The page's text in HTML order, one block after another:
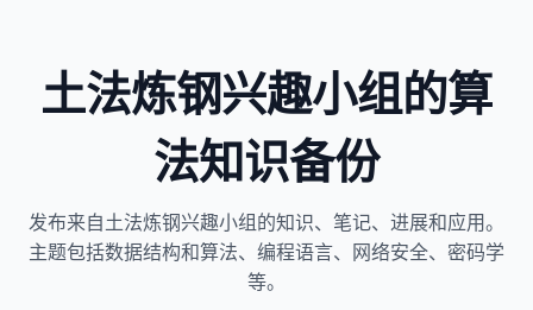
土法炼钢兴趣小组的算
法知识备份
发布来自土法炼钢兴趣小组的知识、笔记、进展和应用。
主题包括数据结构和算法、编程语言、网络安全、密码学
等。